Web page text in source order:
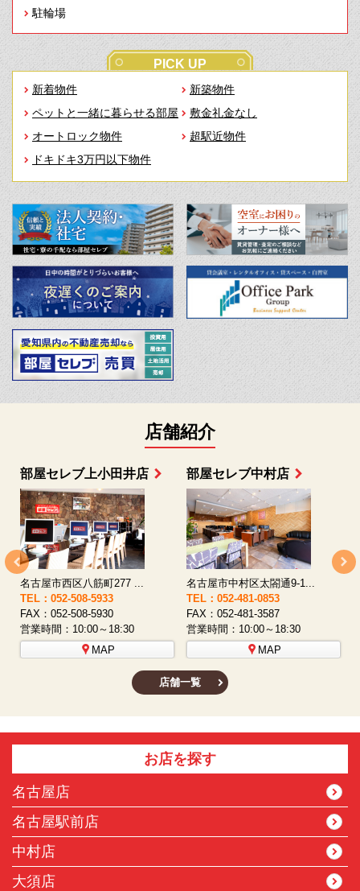
駐輪場
PICK UP
新着物件
新築物件
ペットと一緒に暮らせる部屋
敷金礼金なし
オートロック物件
超駅近物件
ドキドキ3万円以下物件
店舗紹介
部屋セレブ上小田井店
名古屋市西区八筋町277 ...
TEL：052-508-5933
FAX：052-508-5930
営業時間：10:00～18:30
MAP
部屋セレブ中村店
名古屋市中村区太閤通9-1...
TEL：052-481-0853
FAX：052-481-3587
営業時間：10:00～18:30
MAP
店舗一覧
お店を探す
名古屋店
名古屋駅前店
中村店
大須店